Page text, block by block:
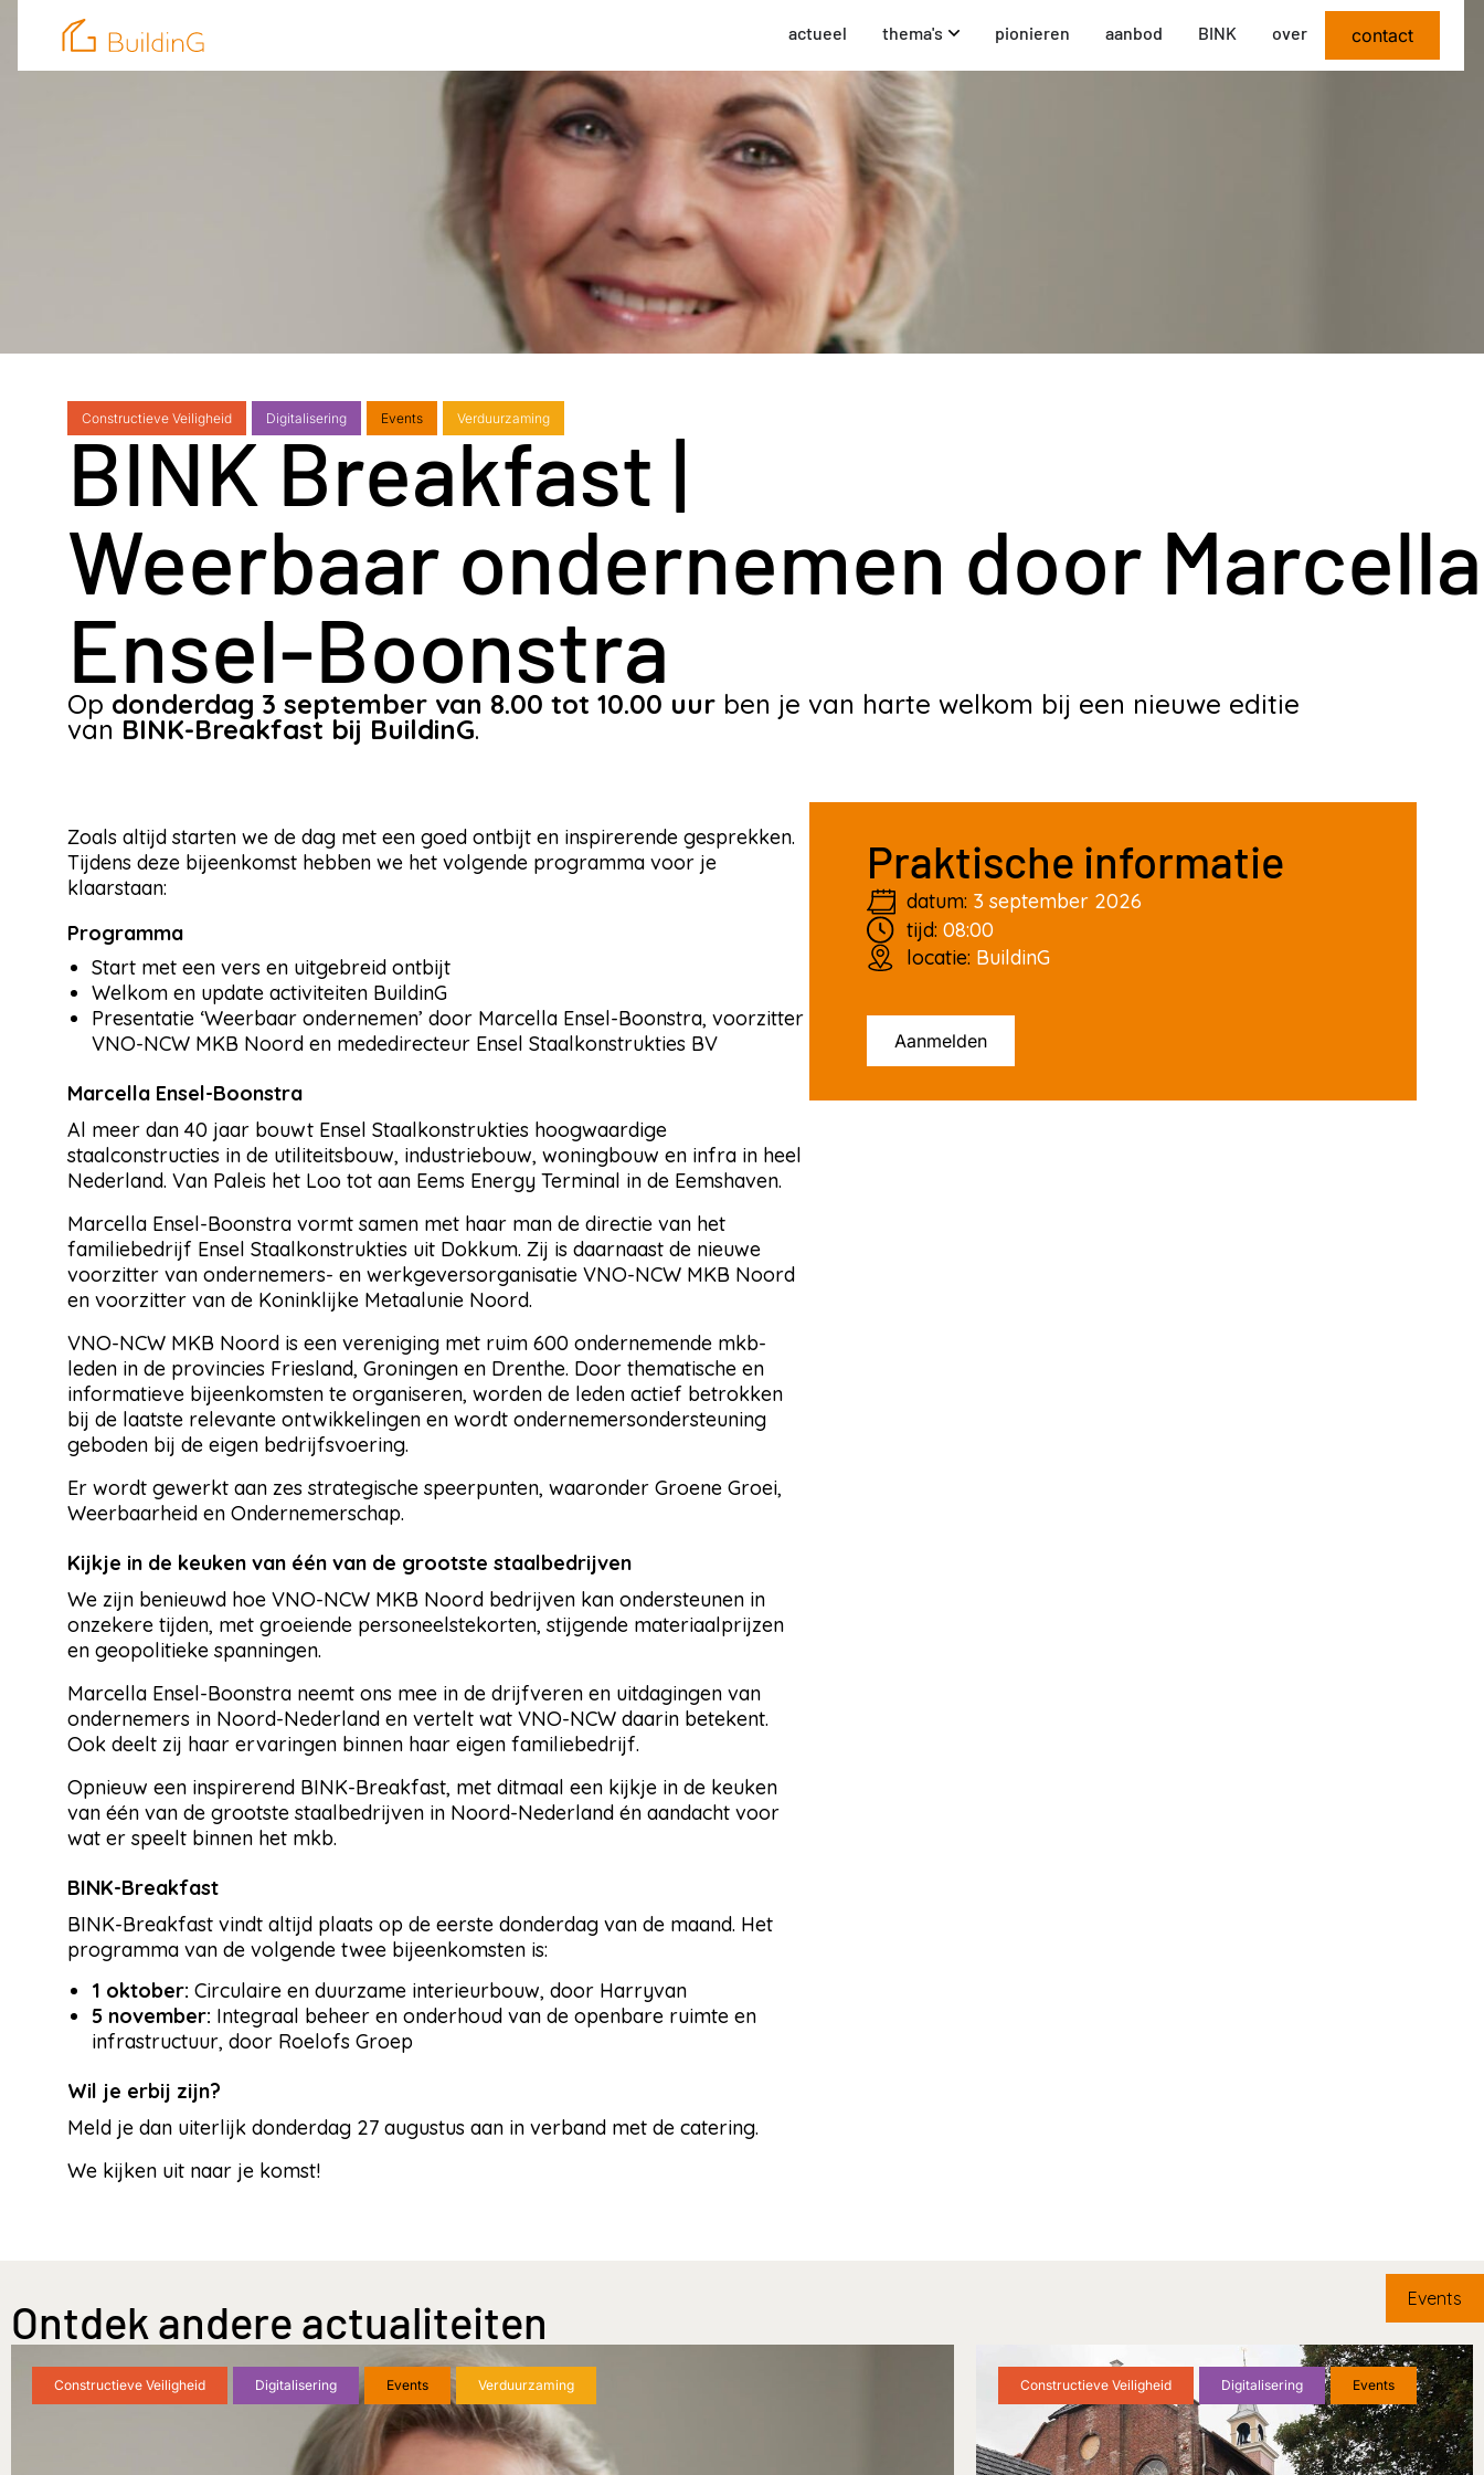
actueel thema's pionieren aanbod BINK over contact
Constructieve Veiligheid Digitalisering Events Verduurzaming
BINK Breakfast |
Weerbaar ondernemen door Marcella
Ensel-Boonstra
Op donderdag 3 september van 8.00 tot 10.00 uur ben je van harte welkom bij een nieuwe editie
van BINK-Breakfast bij BuildinG.
Zoals altijd starten we de dag met een goed ontbijt en inspirerende gesprekken.
Tijdens deze bijeenkomst hebben we het volgende programma voor je
klaarstaan:
Programma
Start met een vers en uitgebreid ontbijt
Welkom en update activiteiten BuildinG
Presentatie ‘Weerbaar ondernemen’ door Marcella Ensel-Boonstra, voorzitter
VNO-NCW MKB Noord en mededirecteur Ensel Staalkonstrukties BV
Marcella Ensel-Boonstra
Al meer dan 40 jaar bouwt Ensel Staalkonstrukties hoogwaardige
staalconstructies in de utiliteitsbouw, industriebouw, woningbouw en infra in heel
Nederland. Van Paleis het Loo tot aan Eems Energy Terminal in de Eemshaven.
Marcella Ensel-Boonstra vormt samen met haar man de directie van het
familiebedrijf Ensel Staalkonstrukties uit Dokkum. Zij is daarnaast de nieuwe
voorzitter van ondernemers- en werkgeversorganisatie VNO-NCW MKB Noord
en voorzitter van de Koninklijke Metaalunie Noord.
VNO-NCW MKB Noord is een vereniging met ruim 600 ondernemende mkb-
leden in de provincies Friesland, Groningen en Drenthe. Door thematische en
informatieve bijeenkomsten te organiseren, worden de leden actief betrokken
bij de laatste relevante ontwikkelingen en wordt ondernemersondersteuning
geboden bij de eigen bedrijfsvoering.
Er wordt gewerkt aan zes strategische speerpunten, waaronder Groene Groei,
Weerbaarheid en Ondernemerschap.
Kijkje in de keuken van één van de grootste staalbedrijven
We zijn benieuwd hoe VNO-NCW MKB Noord bedrijven kan ondersteunen in
onzekere tijden, met groeiende personeelstekorten, stijgende materiaalprijzen
en geopolitieke spanningen.
Marcella Ensel-Boonstra neemt ons mee in de drijfveren en uitdagingen van
ondernemers in Noord-Nederland en vertelt wat VNO-NCW daarin betekent.
Ook deelt zij haar ervaringen binnen haar eigen familiebedrijf.
Opnieuw een inspirerend BINK-Breakfast, met ditmaal een kijkje in de keuken
van één van de grootste staalbedrijven in Noord-Nederland én aandacht voor
wat er speelt binnen het mkb.
BINK-Breakfast
BINK-Breakfast vindt altijd plaats op de eerste donderdag van de maand. Het
programma van de volgende twee bijeenkomsten is:
1 oktober: Circulaire en duurzame interieurbouw, door Harryvan
5 november: Integraal beheer en onderhoud van de openbare ruimte en
infrastructuur, door Roelofs Groep
Wil je erbij zijn?
Meld je dan uiterlijk donderdag 27 augustus aan in verband met de catering.
We kijken uit naar je komst!
Praktische informatie
datum: 3 september 2026
tijd: 08:00
locatie: BuildinG
Aanmelden
Ontdek andere actualiteiten Events
Constructieve Veiligheid Digitalisering Events Verduurzaming Constructieve Veiligheid Digitalisering Events